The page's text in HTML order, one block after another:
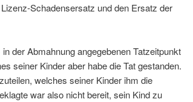
Schadensersatz und den Ersatz der
der Abmahnung angegebenen Tatzeitpunkt
seiner Kinder aber habe die Tat gestanden.
welches seiner Kinder ihm die
war also nicht bereit, sein Kind zu